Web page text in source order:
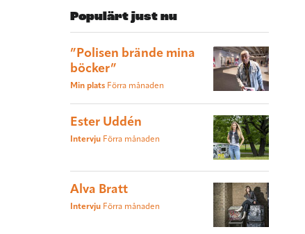
Populärt just nu
”Polisen brände mina
böcker”
Min plats Förra månaden
Ester Uddén
Intervju Förra månaden
Alva Bratt
Intervju Förra månaden